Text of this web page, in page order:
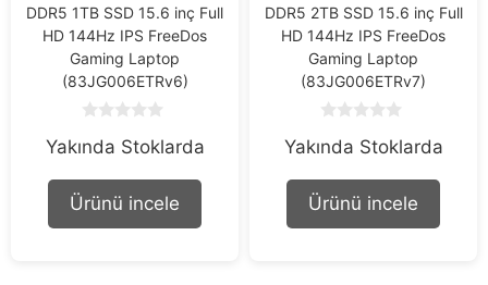
DDR5 1TB SSD 15.6 inç Full
HD 144Hz IPS FreeDos
Gaming Laptop
(83JG006ETRv6)
o
t
f
Yakında Stoklarda
Ürünü incele
DDR5 2TB SSD 15.6 inç Full
HD 144Hz IPS FreeDos
Gaming Laptop
(83JG006ETRv7)
o
t
f
Yakında Stoklarda
Ürünü incele